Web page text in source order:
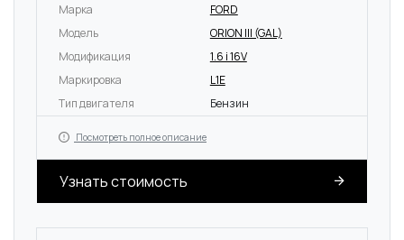
Марка
FORD
Модель
ORION III (GAL)
Модификация
1.6 i 16V
Маркировка
L1E
Тип двигателя
Бензин
Посмотреть полное описание
Узнать стоимость